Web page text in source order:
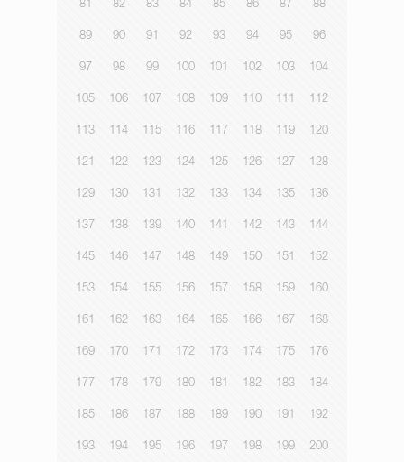
81 82 83 84 85 86 87 88
89 90 91 92 93 94 95 96
97 98 99 100 101 102 103 104
105 106 107 108 109 110 111 112
113 114 115 116 117 118 119 120
121 122 123 124 125 126 127 128
129 130 131 132 133 134 135 136
137 138 139 140 141 142 143 144
145 146 147 148 149 150 151 152
153 154 155 156 157 158 159 160
161 162 163 164 165 166 167 168
169 170 171 172 173 174 175 176
177 178 179 180 181 182 183 184
185 186 187 188 189 190 191 192
193 194 195 196 197 198 199 200